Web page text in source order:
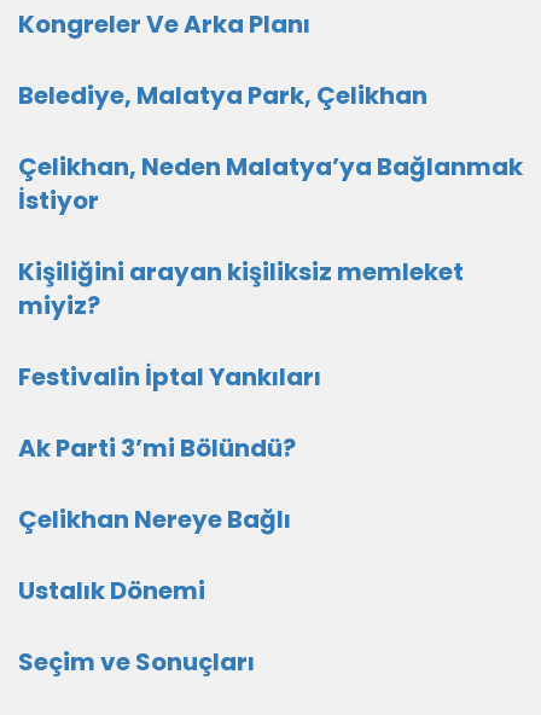
Kongreler Ve Arka Planı
Belediye, Malatya Park, Çelikhan
Çelikhan, Neden Malatya’ya Bağlanmak
İstiyor
Kişiliğini arayan kişiliksiz memleket
miyiz?
Festivalin İptal Yankıları
Ak Parti 3’mi Bölündü?
Çelikhan Nereye Bağlı
Ustalık Dönemi
Seçim ve Sonuçları